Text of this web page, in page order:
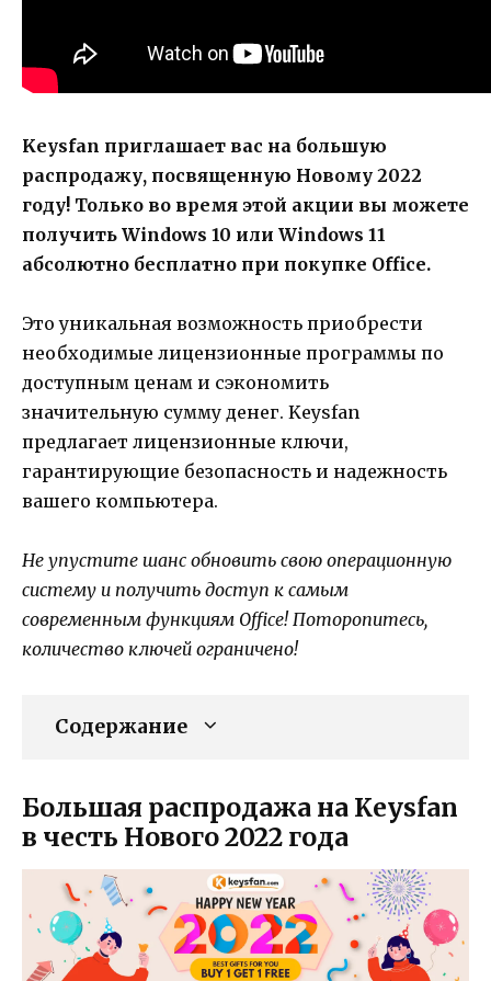
Keysfan приглашает вас на большую
распродажу, посвященную Новому 2022
году! Только во время этой акции вы можете
получить Windows 10 или Windows 11
абсолютно бесплатно при покупке Office.
Это уникальная возможность приобрести
необходимые лицензионные программы по
доступным ценам и сэкономить
значительную сумму денег. Keysfan
предлагает лицензионные ключи,
гарантирующие безопасность и надежность
вашего компьютера.
Не упустите шанс обновить свою операционную
систему и получить доступ к самым
современным функциям Office! Поторопитесь,
количество ключей ограничено!
Содержание
Большая распродажа на Keysfan
в честь Нового 2022 года